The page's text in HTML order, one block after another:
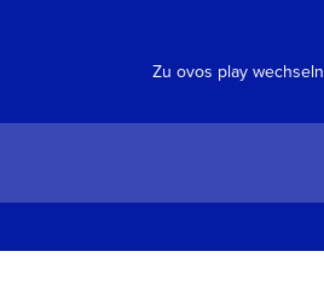
Zu ovos play wechseln